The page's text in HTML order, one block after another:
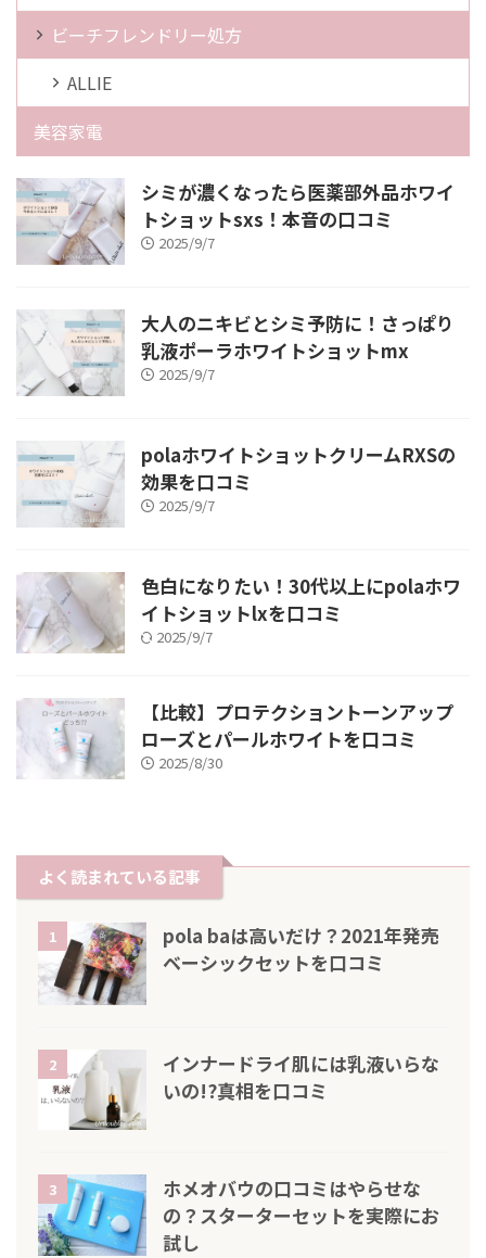
ビーチフレンドリー処方
ALLIE
美容家電
シミが濃くなったら医薬部外品ホワイ
トショットsxs！本音の口コミ
2025/9/7
大人のニキビとシミ予防に！さっぱり
乳液ポーラホワイトショットmx
2025/9/7
polaホワイトショットクリームRXSの
効果を口コミ
2025/9/7
色白になりたい！30代以上にpolaホワ
イトショットlxを口コミ
2025/9/7
【比較】プロテクショントーンアップ
ローズとパールホワイトを口コミ
2025/8/30
よく読まれている記事
1
pola baは高いだけ？2021年発売
ベーシックセットを口コミ
2
インナードライ肌には乳液いらな
いの!?真相を口コミ
3
ホメオバウの口コミはやらせな
の？スターターセットを実際にお
試し